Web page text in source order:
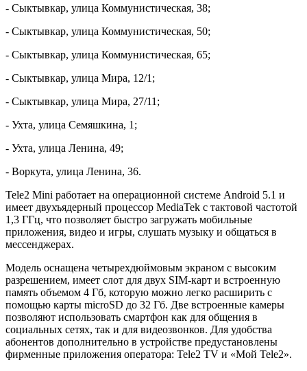
- Сыктывкар, улица Коммунистическая, 38;
- Сыктывкар, улица Коммунистическая, 50;
- Сыктывкар, улица Коммунистическая, 65;
- Сыктывкар, улица Мира, 12/1;
- Сыктывкар, улица Мира, 27/11;
- Ухта, улица Семяшкина, 1;
- Ухта, улица Ленина, 49;
- Воркута, улица Ленина, 36.
Tele2 Mini работает на операционной системе Android 5.1 и
имеет двухъядерный процессор MediaTek с тактовой частотой
1,3 ГГц, что позволяет быстро загружать мобильные
приложения, видео и игры, слушать музыку и общаться в
мессенджерах.
Модель оснащена четырехдюймовым экраном с высоким
разрешением, имеет слот для двух SIM-карт и встроенную
память объемом 4 Гб, которую можно легко расширить с
помощью карты microSD до 32 Гб. Две встроенные камеры
позволяют использовать смартфон как для общения в
социальных сетях, так и для видеозвонков. Для удобства
абонентов дополнительно в устройстве предустановлены
фирменные приложения оператора: Tele2 TV и «Мой Tele2».